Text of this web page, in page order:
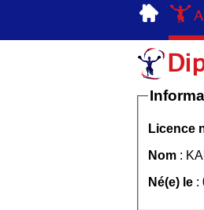
Licence
Nom :
Né(e) le :